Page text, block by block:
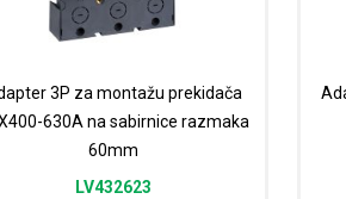
3P za montažu prekidača
630A na sabirnice razmaka
60mm
LV432623